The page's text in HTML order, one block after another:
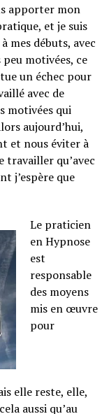
apporter mon
et je suis
mes débuts, avec
motivées, ce
un échec pour
avec de
motivées qui
aujourd’hui,
et nous éviter à
travailler qu’avec
j’espère que
Le praticien
en Hypnose
est
responsable
des moyens
mis en œuvre
pour
elle reste, elle,
aussi qu’au